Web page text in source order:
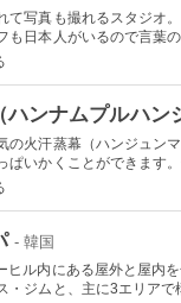
て写真も撮れるスタジオ
も日本人がいるので言葉
ンナムプルハン
の火汗蒸幕（ハンジュン
ぱいかくことができます
- 韓国
ヒル内にある屋外と屋内
・ジムと、主に3エリアで